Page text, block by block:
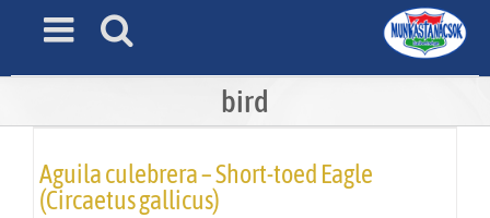
bird
Aguila culebrera – Short-toed Eagle
(Circaetus gallicus)